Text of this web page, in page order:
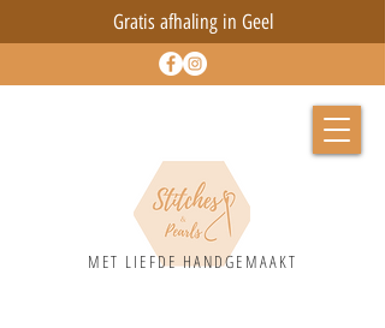
Gratis afhaling in Geel
MET LIEFDE HANDGEMAAKT